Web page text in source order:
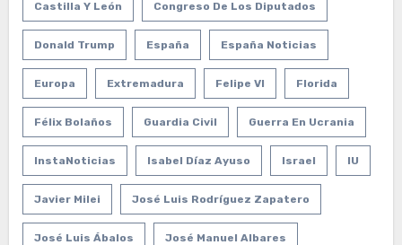
Castilla Y León Congreso De Los Diputados
Donald Trump España España Noticias
Europa Extremadura Felipe VI Florida
Félix Bolaños Guardia Civil Guerra En Ucrania
InstaNoticias Isabel Díaz Ayuso Israel IU
Javier Milei José Luis Rodríguez Zapatero
José Luis Ábalos José Manuel Albares